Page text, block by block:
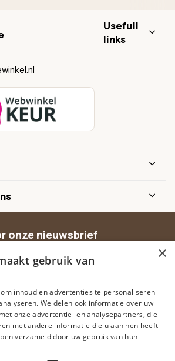
Usefull
links
onze nieuwsbrief
Abonneer
×
gebruik van
inhoud en advertenties te personaliseren
We delen ook informatie over uw
onze advertentie- en analysepartners, die
met andere informatie die u aan hen heeft
verzameld door uw gebruik van hun